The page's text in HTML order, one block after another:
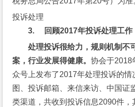
投诉处理
3.
回顾2017年投诉处理工作
处理投诉很给力，规则机制不
案，行业发展得健康。协会于2018
众号上发布了2017年处理投诉的
图、投诉邮箱、来信来访、中国证
类渠道，共收到投诉信息2090件，